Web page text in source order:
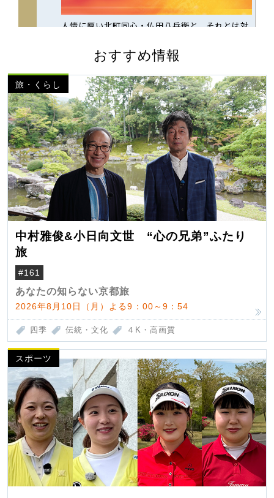
おすすめ情報
旅・くらし
中村雅俊&小日向文世 “心の兄弟”ふたり
旅
#161
あなたの知らない京都旅
2026年8月10日（月）よる9：00～9：54
四季 伝統・文化 ４K・高画質
スポーツ